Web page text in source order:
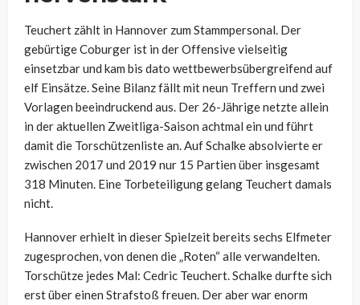
Teuchert zählt in Hannover zum Stammpersonal. Der
gebürtige Coburger ist in der Offensive vielseitig
einsetzbar und kam bis dato wettbewerbsübergreifend auf
elf Einsätze. Seine Bilanz fällt mit neun Treffern und zwei
Vorlagen beeindruckend aus. Der 26-Jährige netzte allein
in der aktuellen Zweitliga-Saison achtmal ein und führt
damit die Torschützenliste an. Auf Schalke absolvierte er
zwischen 2017 und 2019 nur 15 Partien über insgesamt
318 Minuten. Eine Torbeteiligung gelang Teuchert damals
nicht.
Hannover erhielt in dieser Spielzeit bereits sechs Elfmeter
zugesprochen, von denen die „Roten“ alle verwandelten.
Torschütze jedes Mal: Cedric Teuchert. Schalke durfte sich
erst über einen Strafstoß freuen. Der aber war enorm